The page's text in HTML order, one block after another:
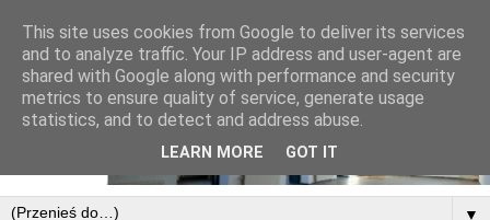
▼
This site uses cookies from Google to deliver its services
and to analyze traffic. Your IP address and user-agent are
shared with Google along with performance and security
metrics to ensure quality of service, generate usage
statistics, and to detect and address abuse.
LEARN MORE GOT IT